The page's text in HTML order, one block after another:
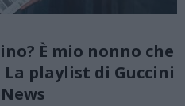
È mio nonno che
playlist di Guccini